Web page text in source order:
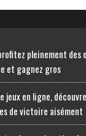
pleinement des
et gagnez gros
jeux en ligne,
de victoire aisément